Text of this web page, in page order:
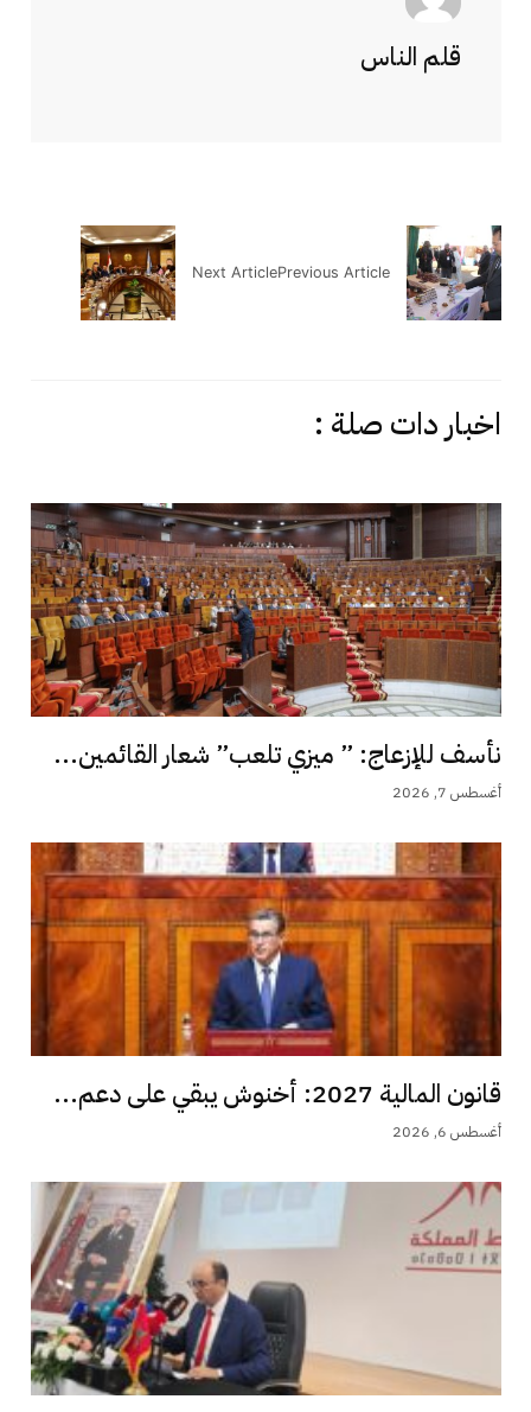
قلم الناس
Previous Article
Next Article
اخبار دات صلة :
نأسف للإزعاج: ” ميزي تلعب” شعار القائمين...
أغسطس 7, 2026
قانون المالية 2027: أخنوش يبقي على دعم...
أغسطس 6, 2026